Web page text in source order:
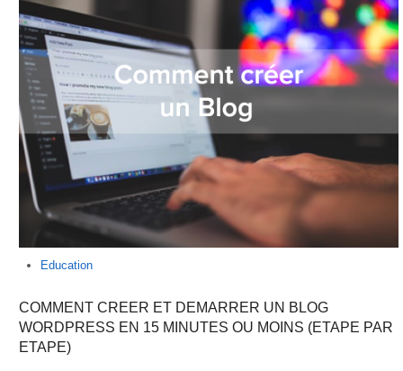
Education
COMMENT CREER ET DEMARRER UN BLOG
WORDPRESS EN 15 MINUTES OU MOINS (ETAPE PAR
ETAPE)